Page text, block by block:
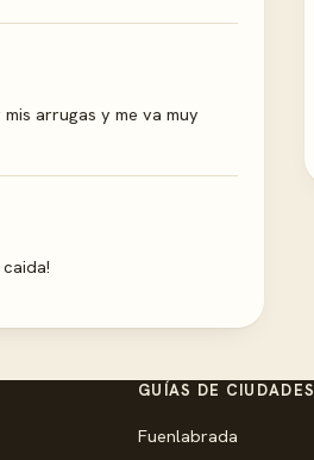
arrugas y me va muy
GUÍAS DE CIUDADES
Fuenlabrada